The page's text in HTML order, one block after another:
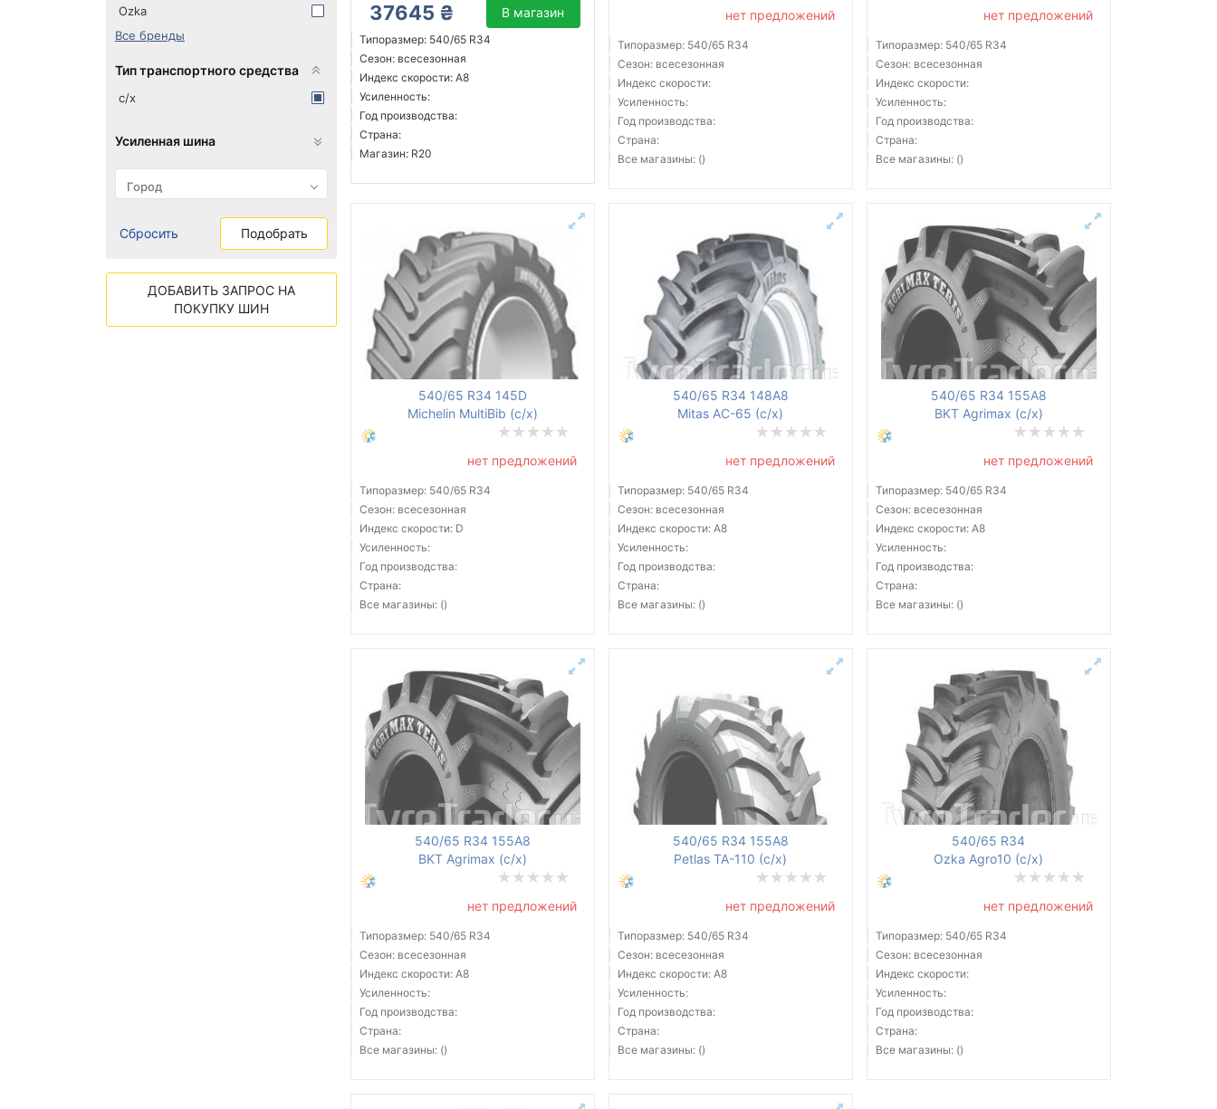
37645 ₴ В магазин
Типоразмер: 540/65 R34
Сезон: всесезонная
Индекс скорости: A8
Усиленность:
Год производства:
Страна:
Магазин: R20
нет предложений
Типоразмер: 540/65 R34
Сезон: всесезонная
Индекс скорости:
Усиленность:
Год производства:
Страна:
Все магазины: ()
нет предложений
Типоразмер: 540/65 R34
Сезон: всесезонная
Индекс скорости:
Усиленность:
Год производства:
Страна:
Все магазины: ()
540/65 R34 145D
Michelin MultiBib (с/х)
нет предложений
Типоразмер: 540/65 R34
Сезон: всесезонная
Индекс скорости: D
Усиленность:
Год производства:
Страна:
Все магазины: ()
540/65 R34 148A8
Mitas AC-65 (с/х)
нет предложений
Типоразмер: 540/65 R34
Сезон: всесезонная
Индекс скорости: A8
Усиленность:
Год производства:
Страна:
Все магазины: ()
540/65 R34 155A8
BKT Agrimax (с/х)
нет предложений
Типоразмер: 540/65 R34
Сезон: всесезонная
Индекс скорости: A8
Усиленность:
Год производства:
Страна:
Все магазины: ()
540/65 R34 155A8
BKT Agrimax (с/х)
нет предложений
Типоразмер: 540/65 R34
Сезон: всесезонная
Индекс скорости: A8
Усиленность:
Год производства:
Страна:
Все магазины: ()
540/65 R34 155A8
Petlas TA-110 (с/х)
нет предложений
Типоразмер: 540/65 R34
Сезон: всесезонная
Индекс скорости: A8
Усиленность:
Год производства:
Страна:
Все магазины: ()
540/65 R34
Ozka Agro10 (с/х)
нет предложений
Типоразмер: 540/65 R34
Сезон: всесезонная
Индекс скорости:
Усиленность:
Год производства:
Страна:
Все магазины: ()
Ozka
Все бренды
Тип транспортного средства
с/х
Усиленная шина
Сбросить Подобрать
ДОБАВИТЬ ЗАПРОС НА
ПОКУПКУ ШИН